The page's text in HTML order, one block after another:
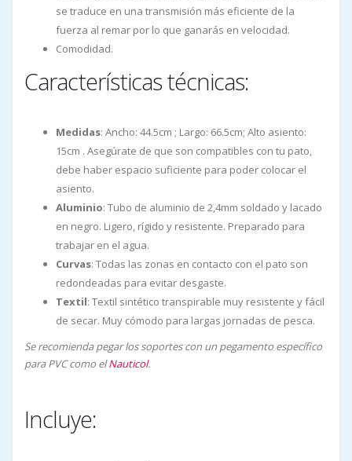
se traduce en una transmisión más eficiente de la
fuerza al remar por lo que ganarás en velocidad.
Comodidad.
Características técnicas:
Medidas: Ancho: 44.5cm ; Largo: 66.5cm; Alto asiento:
15cm . Asegúrate de que son compatibles con tu pato,
debe haber espacio suficiente para poder colocar el
asiento.
Aluminio: Tubo de aluminio de 2,4mm soldado y lacado
en negro. Ligero, rígido y resistente. Preparado para
trabajar en el agua.
Curvas: Todas las zonas en contacto con el pato son
redondeadas para evitar desgaste.
Textil: Textil sintético transpirable muy resistente y fácil
de secar. Muy cómodo para largas jornadas de pesca.
Se recomienda pegar los soportes con un pegamento específico
para PVC como elNauticol.
Incluye: